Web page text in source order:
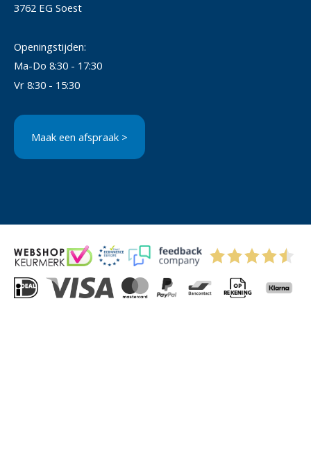
3762 EG Soest
Openingstijden:
Ma-Do 8:30 - 17:30
Vr 8:30 - 15:30
Maak een afspraak >